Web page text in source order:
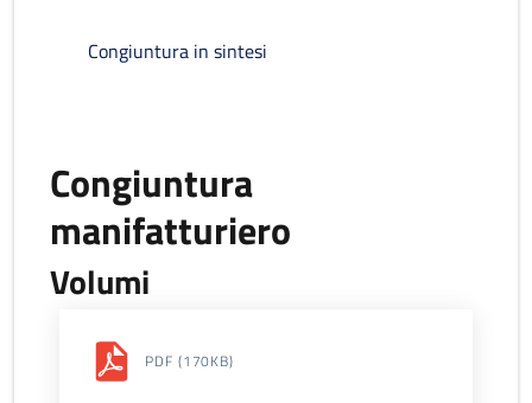
Congiuntura in sintesi
Congiuntura
manifatturiero
Volumi
PDF (170KB)